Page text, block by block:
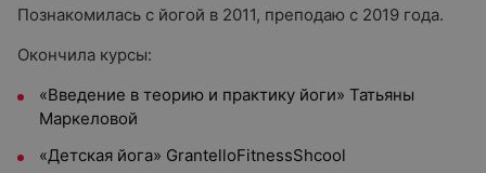
Познакомилась с йогой в 2011, преподаю с 2019 года.
Окончила курсы:
«Введение в теорию и практику йоги» Татьяны
Маркеловой
«Детская йога» GrantelloFitnessShcool